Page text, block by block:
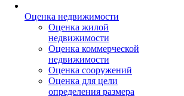
Оценка недвижимости
Оценка жилой
недвижимости
Оценка коммерческой
недвижимости
Оценка сооружений
Оценка для цели
определения размера